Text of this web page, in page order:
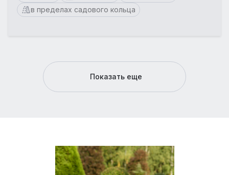
в пределах садового кольца
Показать еще